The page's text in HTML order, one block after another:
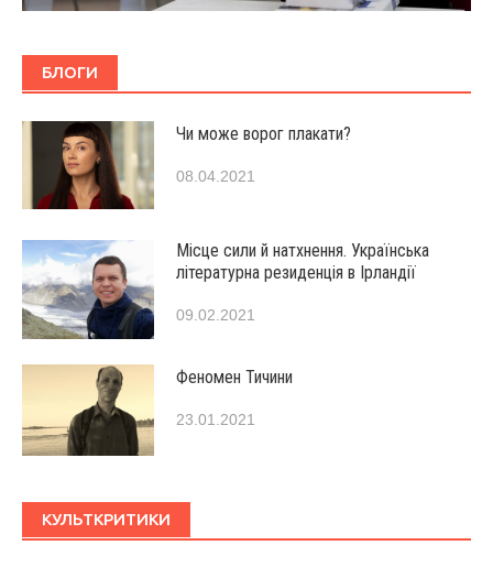
БЛОГИ
Чи може ворог плакати?
08.04.2021
Місце сили й натхнення. Українська
літературна резиденція в Ірландії
09.02.2021
Феномен Тичини
23.01.2021
КУЛЬТКРИТИКИ